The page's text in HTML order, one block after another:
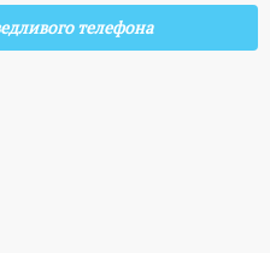
телефона